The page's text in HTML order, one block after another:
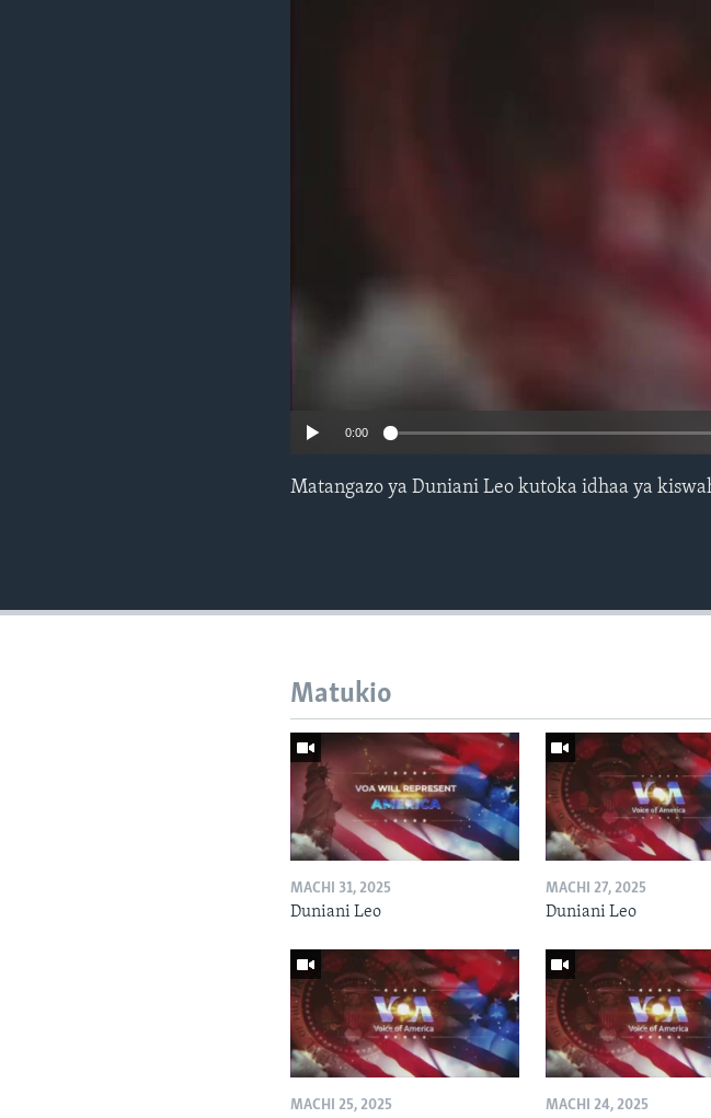
Auto
0:00
Matangazo ya Duniani Leo kutoka idhaa ya
Matukio
MACHI 31, 2025
Duniani Leo
MACHI 27, 2025
Duniani Leo
MACHI 25, 2025 MACHI 24, 2025